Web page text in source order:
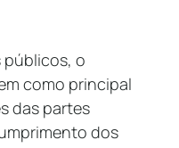
o
como principal
das partes
dos